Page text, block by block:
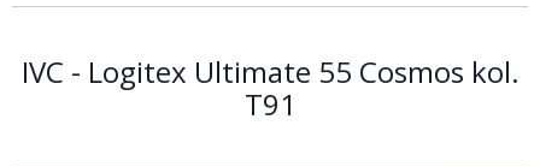
IVC - Logitex Ultimate 55 Cosmos kol.
T91